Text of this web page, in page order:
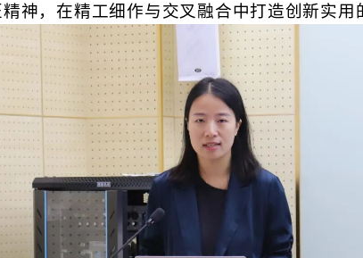
神，在精工细作与交叉融合中打造创新实用